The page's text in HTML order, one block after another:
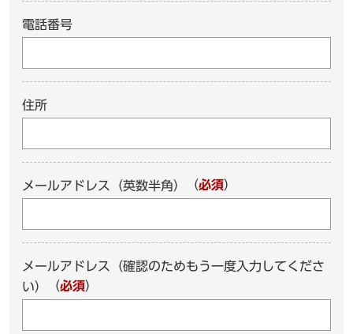
電話番号
住所
メールアドレス（英数半角） （必須）
メールアドレス（確認のためもう一度入力してくださ
い）
（必須）